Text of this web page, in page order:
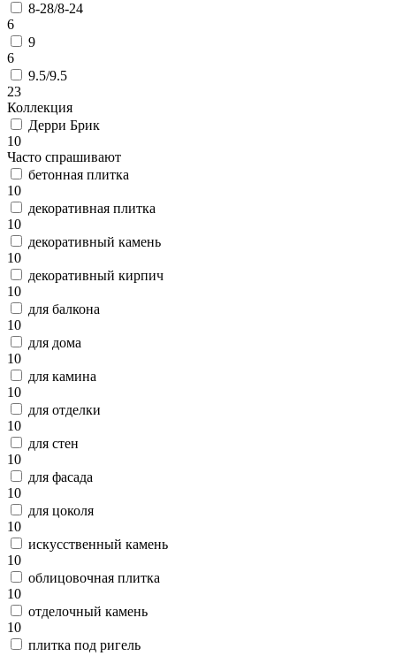
8-28/8-24
6
9
6
9.5/9.5
23
Коллекция
Дерри Брик
10
Часто спрашивают
бетонная плитка
10
декоративная плитка
10
декоративный камень
10
декоративный кирпич
10
для балкона
10
для дома
10
для камина
10
для отделки
10
для стен
10
для фасада
10
для цоколя
10
искусственный камень
10
облицовочная плитка
10
отделочный камень
10
плитка под ригель